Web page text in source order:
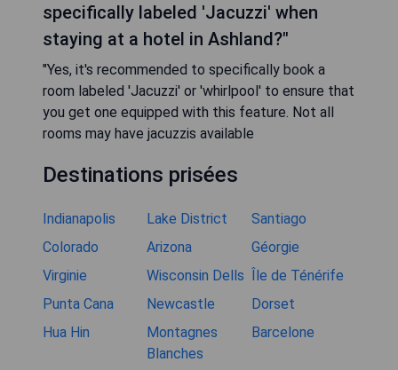
specifically labeled 'Jacuzzi' when
staying at a hotel in Ashland?"
"Yes, it's recommended to specifically book a
room labeled 'Jacuzzi' or 'whirlpool' to ensure that
you get one equipped with this feature. Not all
rooms may have jacuzzis available
Destinations prisées
Indianapolis Lake District
Santiago
Colorado
Arizona
Géorgie
Virginie
Wisconsin Dells Île de Ténérife
Punta Cana
Newcastle
Dorset
Hua Hin
Montagnes
Blanches
Barcelone